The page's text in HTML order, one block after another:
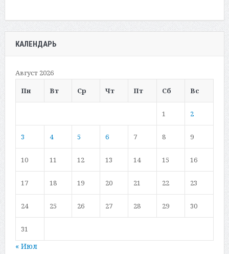
КАЛЕНДАРЬ
Август 2026
Пн
Вт Ср Чт Пт Сб Вс
1 2
3 4 5 6 7 8 9
10 11 12 13 14 15 16
17 18 19 20 21 22 23
24 25 26 27 28 29 30
31
« Июл